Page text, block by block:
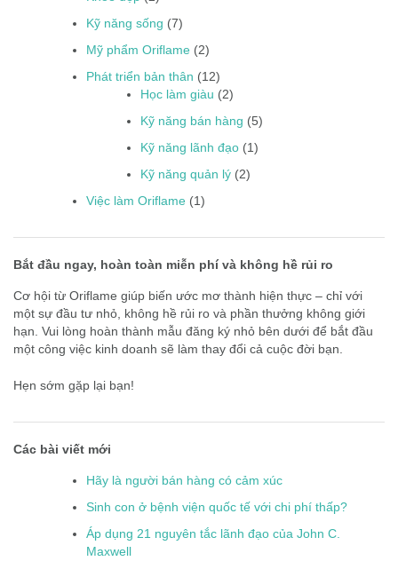
Kỹ năng sống (7)
Mỹ phẩm Oriflame (2)
Phát triển bản thân (12)
Học làm giàu (2)
Kỹ năng bán hàng (5)
Kỹ năng lãnh đạo (1)
Kỹ năng quản lý (2)
Việc làm Oriflame (1)
Bắt đầu ngay, hoàn toàn miễn phí và không hề rủi ro
Cơ hội từ Oriflame giúp biến ước mơ thành hiện thực – chỉ với
một sự đầu tư nhỏ, không hề rủi ro và phần thưởng không giới
hạn. Vui lòng hoàn thành mẫu đăng ký nhỏ bên dưới để bắt đầu
một công việc kinh doanh sẽ làm thay đổi cả cuộc đời bạn.
Hẹn sớm gặp lại bạn!
Các bài viết mới
Hãy là người bán hàng có cảm xúc
Sinh con ở bệnh viện quốc tế với chi phí thấp?
Áp dụng 21 nguyên tắc lãnh đạo của John C.
Maxwell